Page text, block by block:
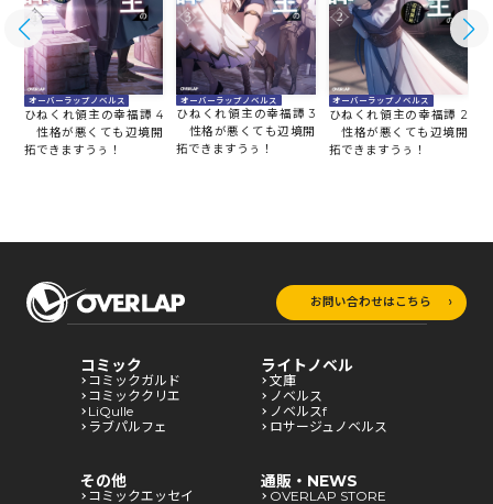
オーバーラップノベルス
ひねくれ領主の幸福譚 4
性格が悪くても辺境開
拓できますうぅ！
オーバーラップノベルス
ひねくれ領主の幸福譚 3
性格が悪くても辺境開
拓できますうぅ！
オーバーラップノベルス
ひねくれ領主の幸福譚 2
性格が悪くても辺境開
拓できますうぅ！
お問い合わせはこちら
コミック
コミックガルド
コミッククリエ
LiQulle
ラブパルフェ
ライトノベル
文庫
ノベルス
ノベルスf
ロサージュノベルス
その他
コミックエッセイ
通販・NEWS
OVERLAP STORE